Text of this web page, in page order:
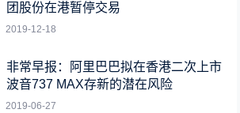
团股份在港暂停交易
2019-12-18
非常早报：阿里巴巴拟在香港二次上市
波音737 MAX存新的潜在风险
2019-06-27